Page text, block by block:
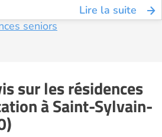
Lire la suite
seniors
sur les résidences
à Saint-Sylvain-